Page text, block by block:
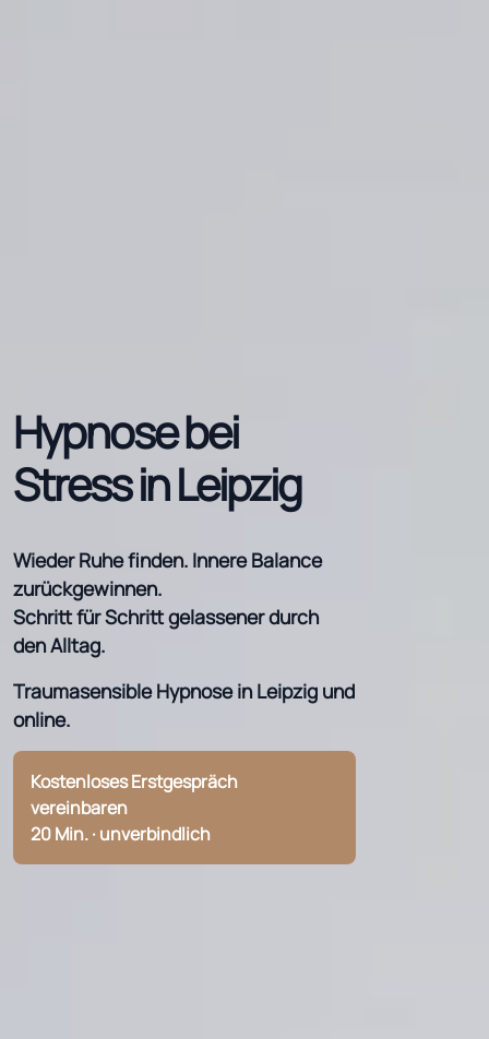
Hypnose bei
Stress in Leipzig
Wieder Ruhe finden. Innere Balance
zurückgewinnen.
Schritt für Schritt gelassener durch
den Alltag.
Traumasensible Hypnose in Leipzig und
online.
Kostenloses Erstgespräch
vereinbaren
20 Min. · unverbindlich